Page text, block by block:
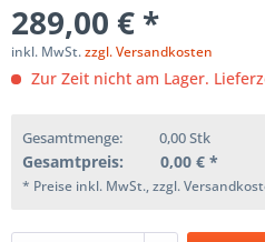
289,00 € *
inkl. MwSt.zzgl. Versandkosten
Zur Zeit nicht am Lager.
Gesamtmenge: 0,00Stk
Gesamtpreis: 0,00 € *
* Preise inkl. MwSt., zzgl.